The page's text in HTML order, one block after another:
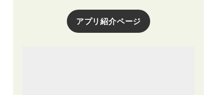
アプリ紹介ページ